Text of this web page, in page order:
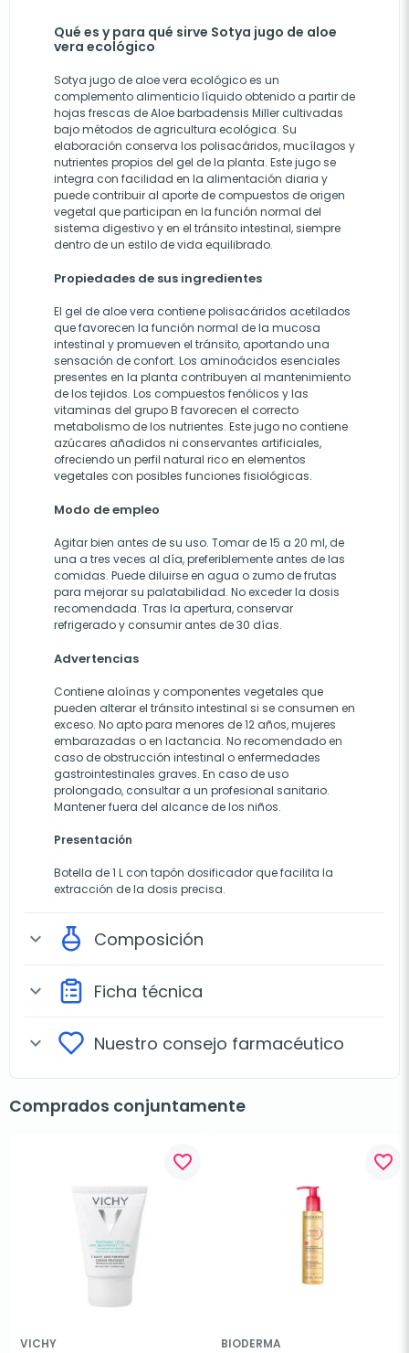
Qué es y para qué sirve Sotya jugo de aloe
vera ecológico
Sotya jugo de aloe vera ecológico es un
complemento alimenticio líquido obtenido a partir de
hojas frescas de Aloe barbadensis Miller cultivadas
bajo métodos de agricultura ecológica. Su
elaboración conserva los polisacáridos, mucílagos y
nutrientes propios del gel de la planta. Este jugo se
integra con facilidad en la alimentación diaria y
puede contribuir al aporte de compuestos de origen
vegetal que participan en la función normal del
sistema digestivo y en el tránsito intestinal, siempre
dentro de un estilo de vida equilibrado.
Propiedades de sus ingredientes
El gel de aloe vera contiene polisacáridos acetilados
que favorecen la función normal de la mucosa
intestinal y promueven el tránsito, aportando una
sensación de confort. Los aminoácidos esenciales
presentes en la planta contribuyen al mantenimiento
de los tejidos. Los compuestos fenólicos y las
vitaminas del grupo B favorecen el correcto
metabolismo de los nutrientes. Este jugo no contiene
azúcares añadidos ni conservantes artificiales,
ofreciendo un perfil natural rico en elementos
vegetales con posibles funciones fisiológicas.
Modo de empleo
Agitar bien antes de su uso. Tomar de 15 a 20 ml, de
una a tres veces al día, preferiblemente antes de las
comidas. Puede diluirse en agua o zumo de frutas
para mejorar su palatabilidad. No exceder la dosis
recomendada. Tras la apertura, conservar
refrigerado y consumir antes de 30 días.
Advertencias
Contiene aloínas y componentes vegetales que
pueden alterar el tránsito intestinal si se consumen en
exceso. No apto para menores de 12 años, mujeres
embarazadas o en lactancia. No recomendado en
caso de obstrucción intestinal o enfermedades
gastrointestinales graves. En caso de uso
prolongado, consultar a un profesional sanitario.
Mantener fuera del alcance de los niños.
Presentación
Botella de 1 L con tapón dosificador que facilita la
extracción de la dosis precisa.
expand_more Composición
expand_more Ficha técnica
expand_more Nuestro consejo farmacéutico
Comprados conjuntamente
favorite_border
VICHY
favorite_border
BIODERMA